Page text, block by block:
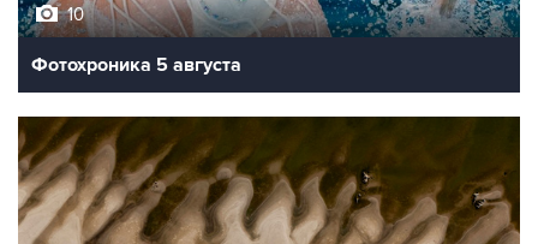
Фотохроника 5 августа